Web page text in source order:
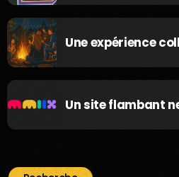
Une expérience
Un site flambant